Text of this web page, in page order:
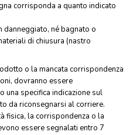
corrisponda a quanto indicato
né bagnato o
di chiusura (nastro
o la mancata corrispondenza
dovranno essere
una specifica indicazione sul
da riconsegnarsi al corriere.
fisica, la corrispondenza o la
essere segnalati entro 7